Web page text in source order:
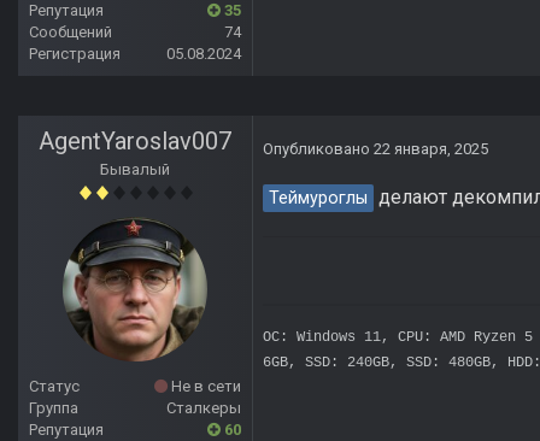
Репутация
35
Сообщений
74
Регистрация
05.08.2024
AgentYaroslav007
Бывалый
Статус
Не в сети
Группа
Сталкеры
Репутация
60
Опубликовано 22 января, 2025
Теймуроглы делают
OC: Windows 11, CPU: AMD Ryzen
6GB, SSD: 240GB, SSD: 480GB,